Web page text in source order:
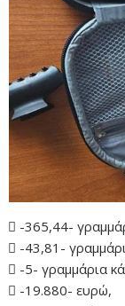
 -365,44-
 -43,81-
 -5- γραμμάρια
 -19.880- ευρώ,